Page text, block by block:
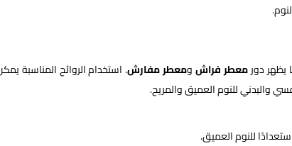
يظهر دورمعطر فراشومعطر مفارش. استخدام الروائح المناسبة
والبدني للنوم العميق والمريح.
للنوم العميق.